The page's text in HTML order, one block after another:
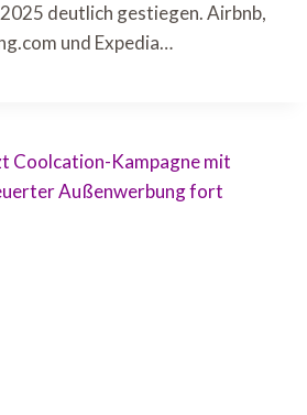
deutlich gestiegen. Airbnb,
und Expedia…